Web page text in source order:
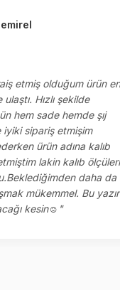
etmiş olduğum ürün en
ulaştı. Hızlı şekilde
hem sade hemde şıj
ürün adına kalıb
lakin kalıb ölçüleri
daha da
mükemmel. Bu
kesin☺️"